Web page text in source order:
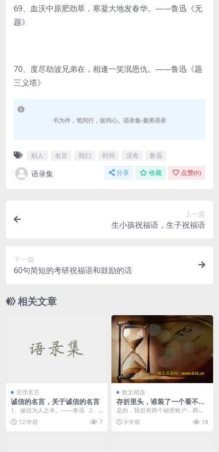
69、血沃中原肥劲草，寒凝大地发春华。——鲁迅《无
题》
70、度尽劫波兄弟在，相逢一笑泯恩仇。——鲁迅《题
三义塔》
书为伴，笔同行，彼同心。语录集-最美语录
别人 名言 我们 时间 没有 鲁迅
语录集 分享 收藏 点赞(0)
上一篇
生小孩祝福语，生子祝福语
下一篇
60句简短的考研祝福语和鼓励的话
相关文章
至理名言
诚信的名言，关于诚信的名言
1、诚信为人之本。——鲁迅 2、
对人以诚信...
12 年前 7
散文精选
存折里头，谁装了一个看不见
的沙漏 – 龙应台
是的，我也有两个秘密账户，两本
秘密存折。 两个账户，都无法得
知最终...
9 年前 18